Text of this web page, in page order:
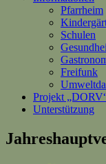
Pfarrheim
Schulen
Freifunk
Projekt
Unterstützung